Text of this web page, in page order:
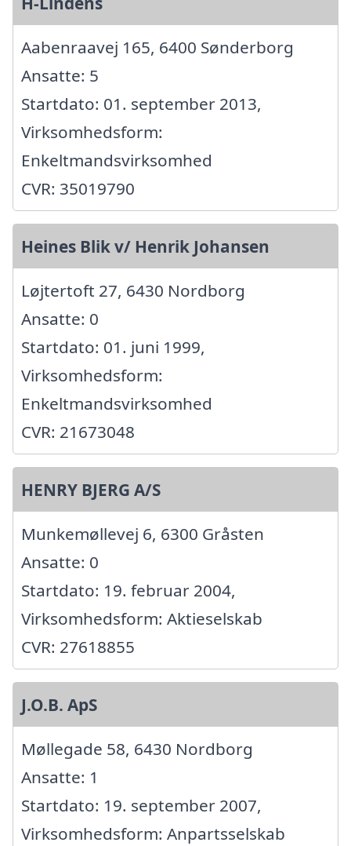
Aabenraavej 165, 6400 Sønderborg
Ansatte: 5
Startdato: 01. september 2013,
Virksomhedsform:
Enkeltmandsvirksomhed
CVR: 35019790
Heines Blik v/ Henrik Johansen
Løjtertoft 27, 6430 Nordborg
Ansatte: 0
Startdato: 01. juni 1999,
Virksomhedsform:
Enkeltmandsvirksomhed
CVR: 21673048
HENRY BJERG A/S
Munkemøllevej 6, 6300 Gråsten
Ansatte: 0
Startdato: 19. februar 2004,
Virksomhedsform: Aktieselskab
CVR: 27618855
J.O.B. ApS
Møllegade 58, 6430 Nordborg
Ansatte: 1
Startdato: 19. september 2007,
Virksomhedsform: Anpartsselskab